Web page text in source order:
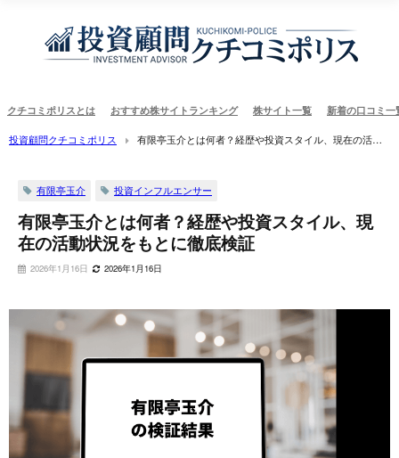
クチコミポリスとは おすすめ株サイトランキング 株サイト一覧 新着の口コミ一
投資顧問クチコミポリス
有限亭玉介とは何者？経歴や投資スタイル、現在の活動
有限亭玉介 投資インフルエンサー
有限亭玉介とは何者？経歴や投資スタイル、現
在の活動状況をもとに徹底検証
2026年1月16日 2026年1月16日